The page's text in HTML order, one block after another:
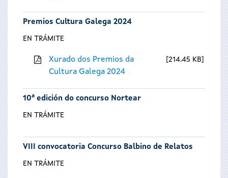
Premios Cultura Galega 2024
EN TRÁMITE
Xurado dos Premios da
Cultura Galega 2024
214.45 KB
10ª edición do concurso Nortear
EN TRÁMITE
VIII convocatoria Concurso Balbino de Relatos
EN TRÁMITE